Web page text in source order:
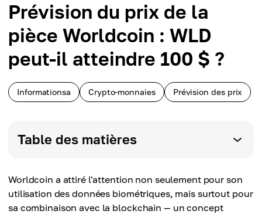
Prévision du prix de la
pièce Worldcoin : WLD
peut-il atteindre 100 $ ?
Informationsa Crypto-monnaies Prévision des prix
Table des matières
Worldcoin a attiré l'attention non seulement pour son
utilisation des données biométriques, mais surtout pour
sa combinaison avec la blockchain — un concept